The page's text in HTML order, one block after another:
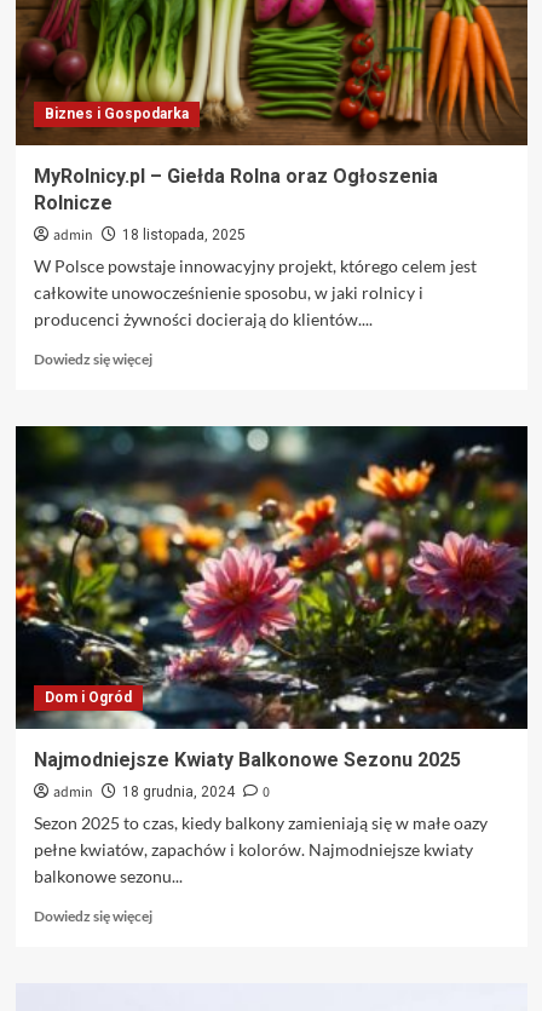
Biznes i Gospodarka
MyRolnicy.pl – Giełda Rolna oraz Ogłoszenia
Rolnicze
admin 18 listopada, 2025
W Polsce powstaje innowacyjny projekt, którego celem jest
całkowite unowocześnienie sposobu, w jaki rolnicy i
producenci żywności docierają do klientów....
Dowiedz się więcejDowiedz
o
MyRolnicy.pl
–
Giełda
Rolna
oraz
Ogłoszenia
Rolnicze
Dom i Ogród
Najmodniejsze Kwiaty Balkonowe Sezonu 2025
admin 18 grudnia, 2024
0
Sezon 2025 to czas, kiedy balkony zamieniają się w małe oazy
pełne kwiatów, zapachów i kolorów. Najmodniejsze kwiaty
balkonowe sezonu...
Dowiedz się więcejDowiedz